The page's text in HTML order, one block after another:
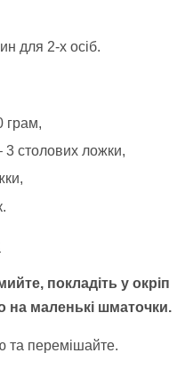
для 2-х осіб.
грам,
столових ложки,
покладіть у окріп
на маленькі шматочки.
та перемішайте.